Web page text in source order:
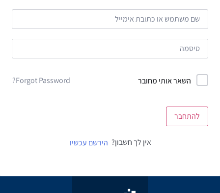
השאר אותי מחובר Forgot Password?
להתחבר
אין לך חשבון? הירשם עכשיו